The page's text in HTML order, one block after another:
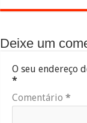
Deixe um
O seu endereço
*
Comentário *